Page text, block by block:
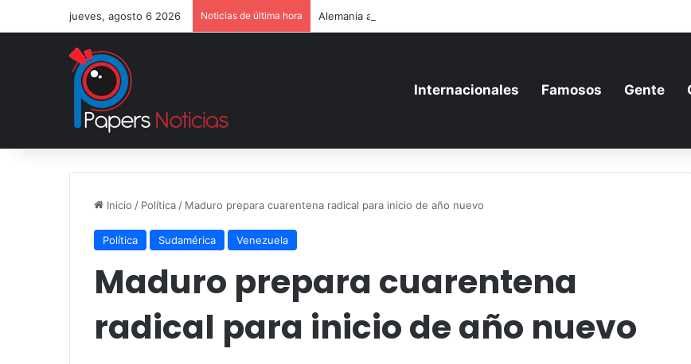
jueves, agosto 6 2026 Noticias de última hora Alemania aumenta su gasto militar y busca consolidarse como potencia
Internacionales Famosos Gente
Inicio / Política / Maduro prepara cuarentena radical para inicio de año nuevo
Política Sudamérica Venezuela
Maduro prepara cuarentena
radical para inicio de año nuevo